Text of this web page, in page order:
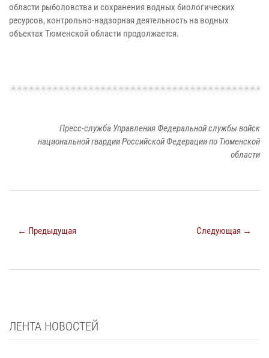
области рыболовства и сохранения водных биологических
ресурсов, контрольно-надзорная деятельность на водных
объектах Тюменской области продолжается.
Пресс-служба Управления Федеральной службы войск
национальной гвардии Российской Федерации по Тюменской
области
← Предыдущая Следующая →
ЛЕНТА НОВОСТЕЙ